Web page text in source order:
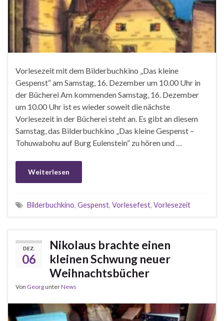
Vorlesezeit mit dem Bilderbuchkino „Das kleine
Gespenst“ am Samstag, 16. Dezember um 10.00 Uhr in
der Bücherei Am kommenden Samstag, 16. Dezember
um 10.00 Uhr ist es wieder soweit die nächste
Vorlesezeit in der Bücherei steht an. Es gibt an diesem
Samstag, das Bilderbuchkino „Das kleine Gespenst –
Tohuwabohu auf Burg Eulenstein“ zu hören und …
Weiterlesen
Bilderbuchkino, Gespenst, Vorlesefest, Vorlesezeit
DEZ.
06
Nikolaus brachte einen
kleinen Schwung neuer
Weihnachtsbücher
Von GeorgunterNews